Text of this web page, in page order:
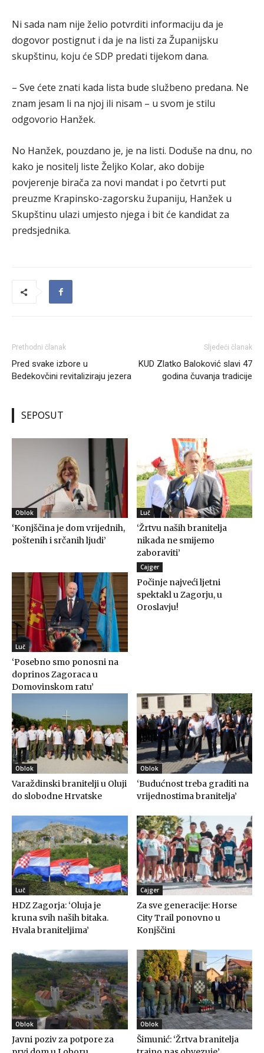
Ni sada nam nije želio potvrditi informaciju da je
dogovor postignut i da je na listi za Županijsku
skupštinu, koju će SDP predati tijekom dana.
– Sve ćete znati kada lista bude službeno predana. Ne
znam jesam li na njoj ili nisam – u svom je stilu
odgovorio Hanžek.
No Hanžek, pouzdano je, je na listi. Doduše na dnu, no
kako je nositelj liste Željko Kolar, ako dobije
povjerenje birača za novi mandat i po četvrti put
preuzme Krapinsko-zagorsku županiju, Hanžek u
Skupštinu ulazi umjesto njega i bit će kandidat za
predsjednika.
Prethodni članak
Pred svake izbore u
Bedekovčini revitaliziraju jezera
Sljedeći članak
KUD Zlatko Baloković slavi 47
godina čuvanja tradicije
SEPOSUT
Oblok
‘Konjščina je dom vrijednih,
poštenih i srčanih ljudi’
Luč
‘Žrtvu naših branitelja
nikada ne smijemo
zaboraviti’
Luč
‘Posebno smo ponosni na
doprinos Zagoraca u
Domovinskom ratu’
Cajger
Počinje najveći ljetni
spektakl u Zagorju, u
Oroslavju!
Oblok
Varaždinski branitelji u Oluji
do slobodne Hrvatske
Oblok
‘Budućnost treba graditi na
vrijednostima branitelja’
Luč
HDZ Zagorja: ‘Oluja je
kruna svih naših bitaka.
Hvala braniteljima’
Cajger
Za sve generacije: Horse
City Trail ponovno u
Konjščini
Oblok
Javni poziv za potpore za
Oblok
Šimunić: ‘Žrtva branitelja